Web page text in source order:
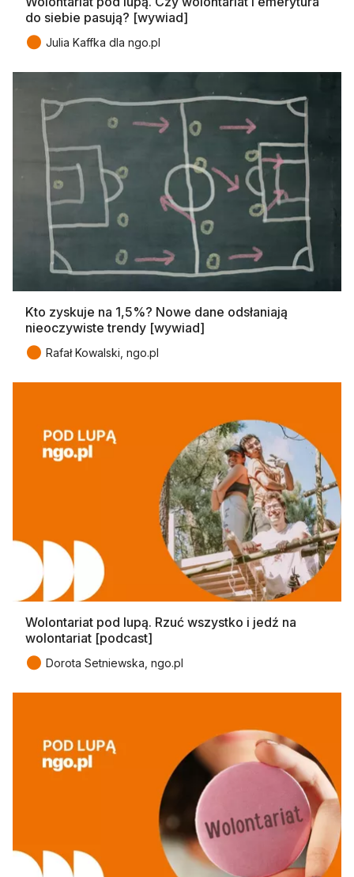
do siebie pasują? [wywiad]
● Julia Kaffka dla ngo.pl
Kto zyskuje na 1,5%? Nowe dane odsłaniają
nieoczywiste trendy [wywiad]
● Rafał Kowalski, ngo.pl
Wolontariat pod lupą. Rzuć wszystko i jedź na
wolontariat [podcast]
● Dorota Setniewska, ngo.pl